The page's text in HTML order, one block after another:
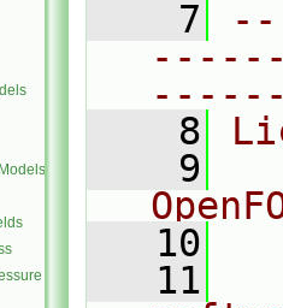
    7
    8
    9
   10
   11